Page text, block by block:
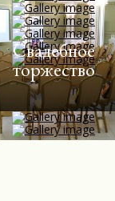
Свадебное
торжество